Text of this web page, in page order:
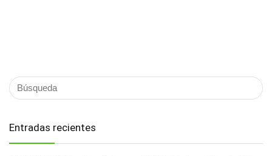
Entradas recientes